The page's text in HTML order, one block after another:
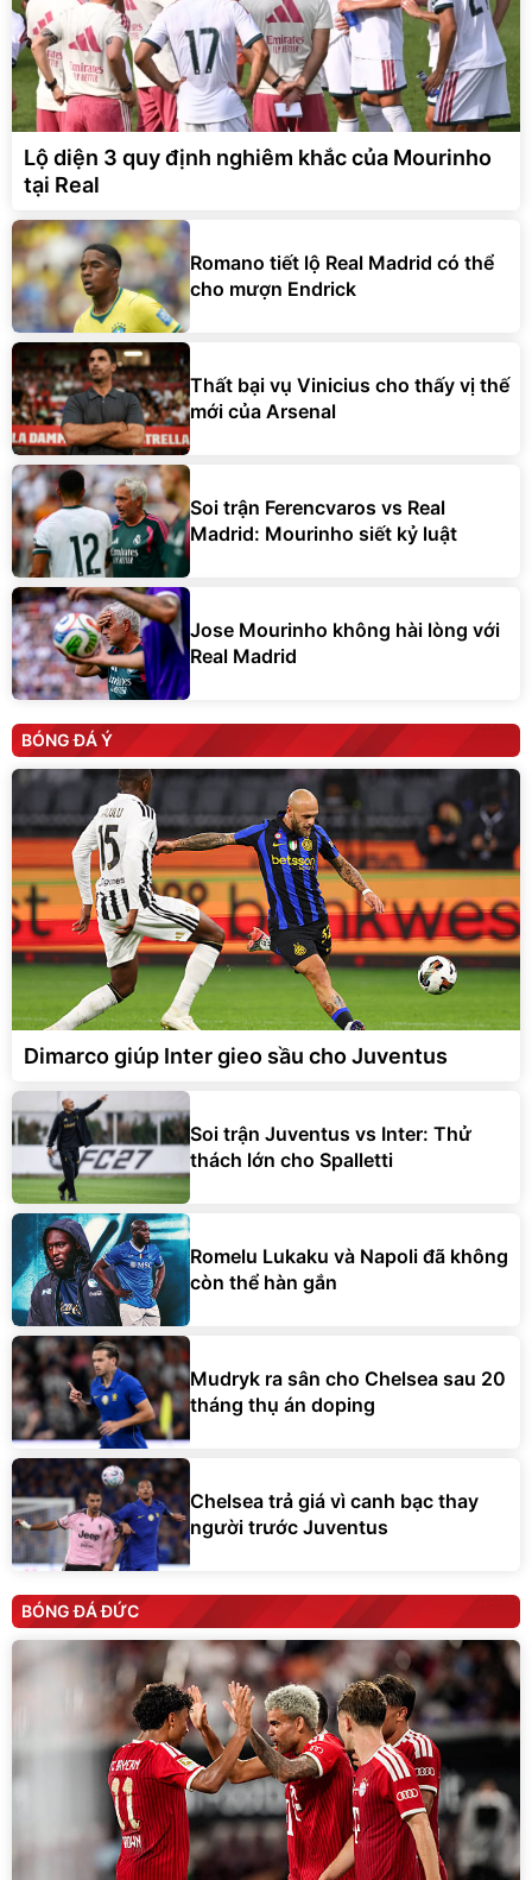
Lộ diện 3 quy định nghiêm khắc của Mourinho
tại Real
Romano tiết lộ Real Madrid có thể
cho mượn Endrick
Thất bại vụ Vinicius cho thấy vị thế
mới của Arsenal
Soi trận Ferencvaros vs Real
Madrid: Mourinho siết kỷ luật
Jose Mourinho không hài lòng với
Real Madrid
BÓNG ĐÁ Ý
Dimarco giúp Inter gieo sầu cho Juventus
Soi trận Juventus vs Inter: Thử
thách lớn cho Spalletti
Romelu Lukaku và Napoli đã không
còn thể hàn gắn
Mudryk ra sân cho Chelsea sau 20
tháng thụ án doping
Chelsea trả giá vì canh bạc thay
người trước Juventus
BÓNG ĐÁ ĐỨC